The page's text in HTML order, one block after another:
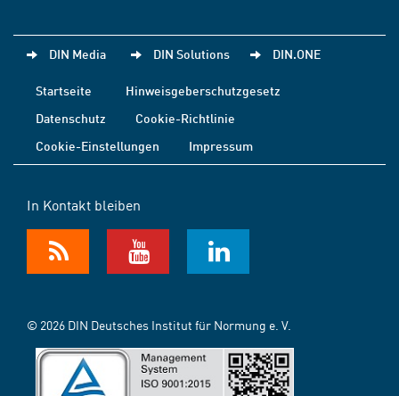
DIN Media DIN Solutions DIN.ONE
Startseite
Hinweisgeberschutzgesetz
Datenschutz
Cookie-Richtlinie
Cookie-Einstellungen
Impressum
In Kontakt bleiben
© 2026 DIN Deutsches Institut für Normung e. V.